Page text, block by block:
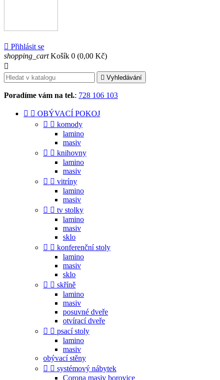
 Přihlásit se
shopping_cart Košík 0 (0,00 Kč)

 Vyhledávání
Poradíme vám na tel.: 728 106 103
  OBÝVACÍ POKOJ
  komody
lamino
masiv
  knihovny
lamino
masiv
  vitríny
lamino
masiv
  tv stolky
lamino
masiv
sklo
  konferenční stoly
lamino
masiv
sklo
  skříně
lamino
masiv
posuvné dveře
otvírací dveře
  psací stoly
lamino
masiv
obývací stěny
  systémový nábytek
Corona masiv borovice